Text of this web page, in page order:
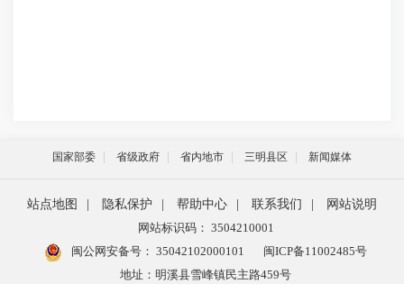
国家部委 省级政府 省内地市 三明县区 新闻媒体
站点地图 隐私保护 帮助中心 联系我们
网站说明
网站标识码： 3504210001
闽公网安备号： 35042102000101
闽ICP备11002485号
地址：明溪县雪峰镇民主路459号